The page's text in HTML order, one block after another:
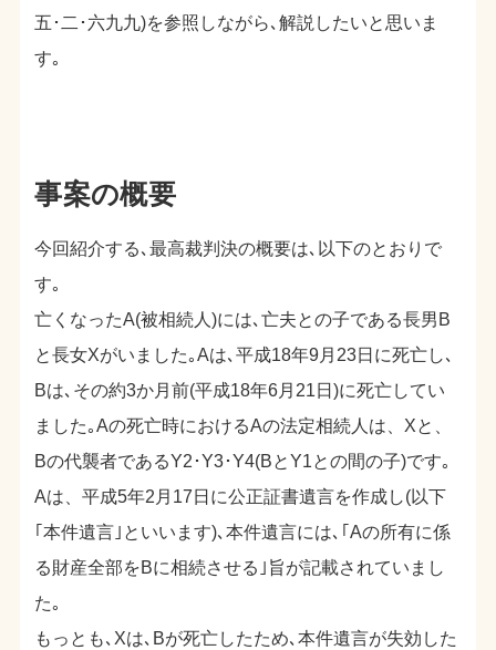
五･二･六九九)を参照しながら､解説したいと思いま
す｡
事案の概要
今回紹介する､最高裁判決の概要は､以下のとおりで
す｡
亡くなったA(被相続人)には､亡夫との子である長男B
と長女Xがいました｡Aは､平成18年9月23日に死亡し､
Bは､その約3か月前(平成18年6月21日)に死亡してい
ました｡Aの死亡時におけるAの法定相続人は、Xと、
Bの代襲者であるY2･Y3･Y4(BとY1との間の子)です｡
Aは、平成5年2月17日に公正証書遺言を作成し(以下
｢本件遺言｣といいます)､本件遺言には､｢Aの所有に係
る財産全部をBに相続させる｣旨が記載されていまし
た｡
もっとも､Xは､Bが死亡したため､本件遺言が失効した